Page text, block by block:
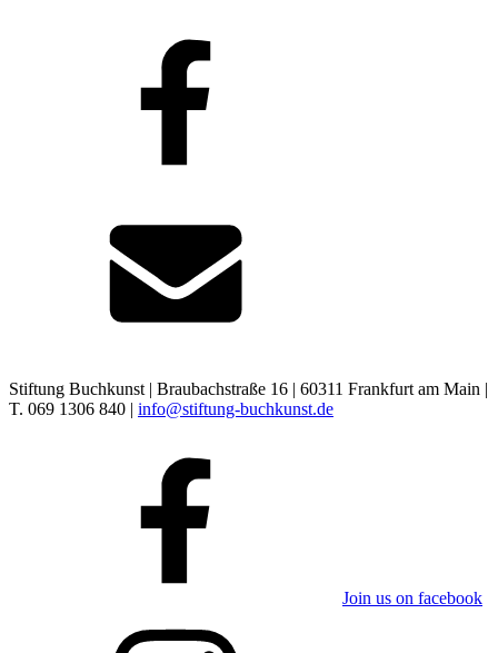
Stiftung Buchkunst | Braubachstraße 16 | 60311 Frankfurt am Main |
T. 069 1306 840 | info@stiftung-buchkunst.de
Join us on facebook